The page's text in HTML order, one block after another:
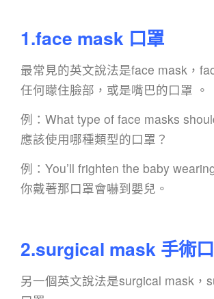
1.face mask 口罩
最常見的英文說法是face mask，
任何矇住臉部，或是嘴巴的口罩 。
例：What type of face masks
應該使用哪種類型的口罩？
例：You’ll frighten the baby
你戴著那口罩會嚇到嬰兒。
2.surgical mask 手術
另一個英文說法是surgical mask